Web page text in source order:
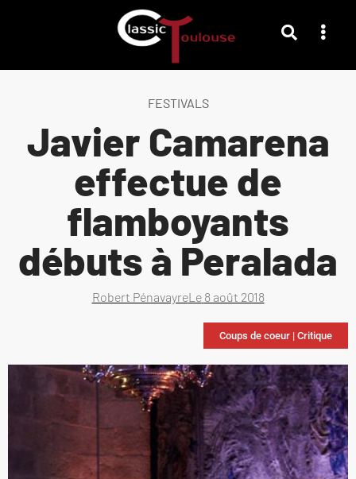
FESTIVALS
Javier Camarena
effectue de
flamboyants
débuts à Peralada
Robert PénavayreLe 8 août 2018
Coups de coeur | Critique